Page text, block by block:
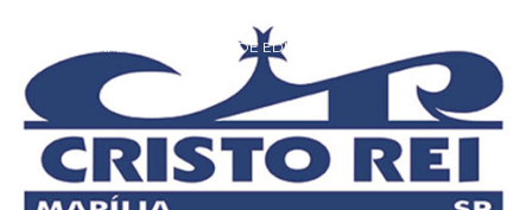
PROGRAMA DE GRATUIDADE EDUCACIONAL